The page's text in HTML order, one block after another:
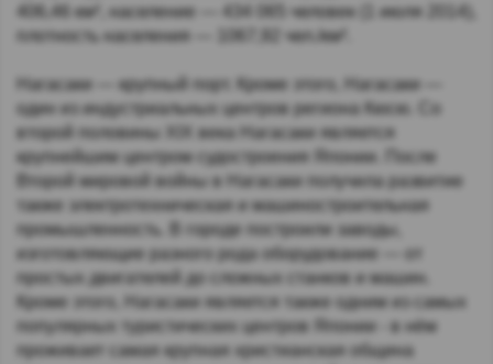
406,46 км², население — 434 065 человек (1 июля 2014),
плотность населения — 1067,92 чел./км².
Нагасаки — крупный порт. Кроме этого, Нагасаки —
один из индустриальных центров региона Кюсю. Со
второй половины XIX века Нагасаки является
крупнейшим центром судостроения Японии. После
Второй мировой войны в Нагасаки получила развитие
также электротехническая и машиностроительная
промышленность. В городе построили заводы,
изготовляющие разного рода оборудование — от
простых двигателей до сложных станков и машин.
Кроме этого, Нагасаки является также одним из самых
популярных туристических центров Японии - в нём
проживает самая крупная христианская община